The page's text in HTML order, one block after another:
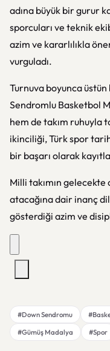
adına büyük bir gurur
sporcuları ve teknik
azim ve kararlılıkla
vurguladı.
Turnuva boyunca
Sendromlu Basketbol
hem de takım ruhuyla
ikinciliği, Türk spor
bir başarı olarak
Milli takımın
atacağına dair inanç
gösterdiği azim ve
#Down Sendromu
#Gümüş Madalya
#Spor